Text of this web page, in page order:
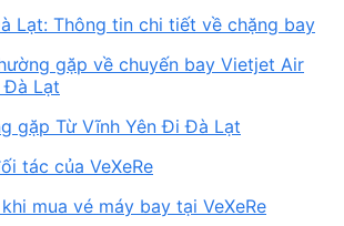
Lạt: Thông tin chi tiết về chặng bay
gặp về chuyến bay Vietjet Air
Đà Lạt
gặp Từ Vĩnh Yên Đi Đà Lạt
tác của VeXeRe
mua vé máy bay tại VeXeRe